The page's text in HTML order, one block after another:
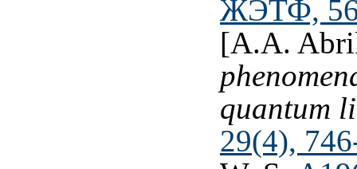
ЖЭТФ, 56
[A.A.
quantum
29(4),